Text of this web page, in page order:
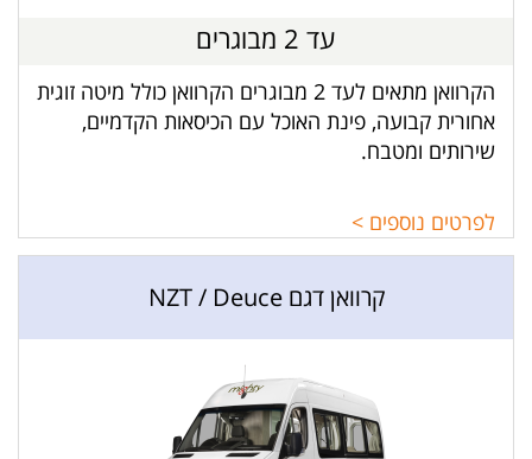
עד 2 מבוגרים
הקרוואן מתאים לעד 2 מבוגרים הקרוואן כולל מיטה זוגית
אחורית קבועה, פינת האוכל עם הכיסאות הקדמיים,
שירותים ומטבח.
לפרטים נוספים >
קרוואן דגם NZT / Deuce